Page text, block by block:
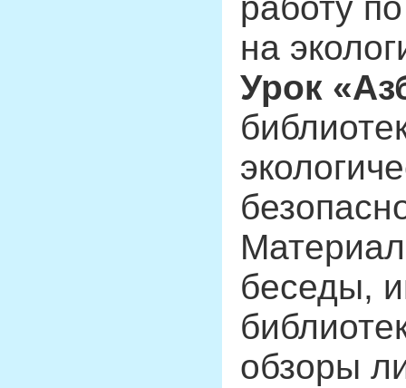
на
Урок
беседы,
обзоры